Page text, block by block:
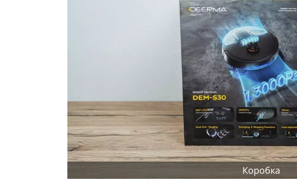
Коробка